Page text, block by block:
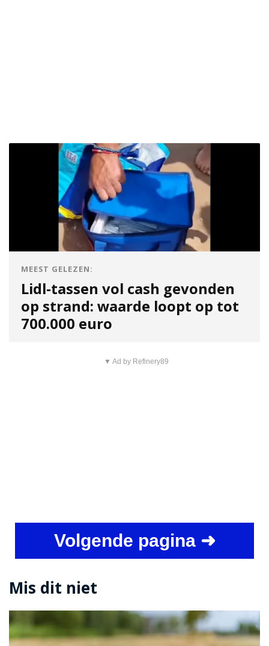
MEEST GELEZEN:
Lidl-tassen vol cash gevonden
op strand: waarde loopt op tot
700.000 euro
▼ Ad by Refinery89
Volgende pagina ➜
Mis dit niet